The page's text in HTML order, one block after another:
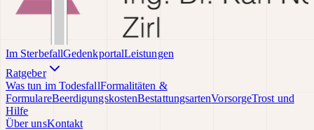
Im SterbefallGedenkportalLeistungen
Ratgeber
Was tun im TodesfallFormalitäten &
FormulareBeerdigungskostenBestattungsartenVorsorgeTrost und
Hilfe
Über unsKontakt